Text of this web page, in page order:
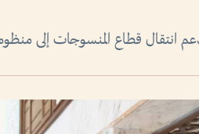
انتقال قطاع المنسوجات إلى